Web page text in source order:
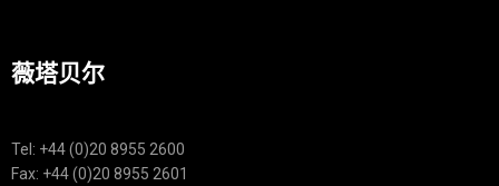
薇塔贝尔
Tel: +44 (0)20 8955 2600
Fax: +44 (0)20 8955 2601